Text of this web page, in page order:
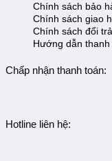
Chính sách bảo
Chính sách giao
Chính sách đổi
Hướng dẫn thanh
Chấp nhận thanh toán:
Hotline liên hệ: